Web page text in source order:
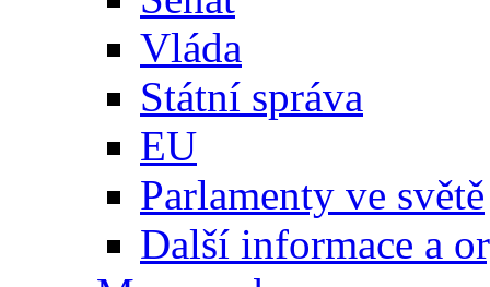
Vláda
Státní správa
EU
Parlamenty ve světě
Další informace a